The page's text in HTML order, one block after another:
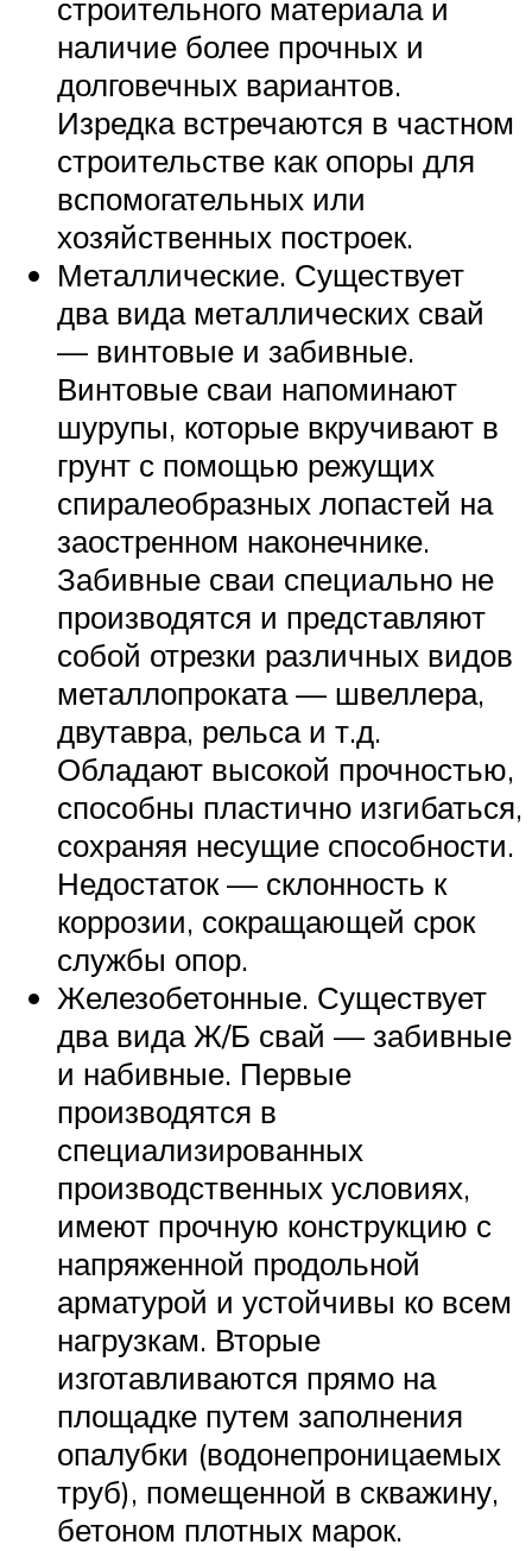
строительного материала и
наличие более прочных и
долговечных вариантов.
Изредка встречаются в частном
строительстве как опоры для
вспомогательных или
хозяйственных построек.
Металлические. Существует
два вида металлических свай
— винтовые и забивные.
Винтовые сваи напоминают
шурупы, которые вкручивают в
грунт с помощью режущих
спиралеобразных лопастей на
заостренном наконечнике.
Забивные сваи специально не
производятся и представляют
собой отрезки различных видов
металлопроката — швеллера,
двутавра, рельса и т.д.
Обладают высокой прочностью,
способны пластично изгибаться,
сохраняя несущие способности.
Недостаток — склонность к
коррозии, сокращающей срок
службы опор.
Железобетонные. Существует
два вида Ж/Б свай — забивные
и набивные. Первые
производятся в
специализированных
производственных условиях,
имеют прочную конструкцию с
напряженной продольной
арматурой и устойчивы ко всем
нагрузкам. Вторые
изготавливаются прямо на
площадке путем заполнения
опалубки (водонепроницаемых
труб), помещенной в скважину,
бетоном плотных марок.